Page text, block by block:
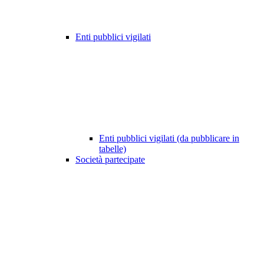
Enti pubblici vigilati
Enti pubblici vigilati (da pubblicare in
tabelle)
Società partecipate